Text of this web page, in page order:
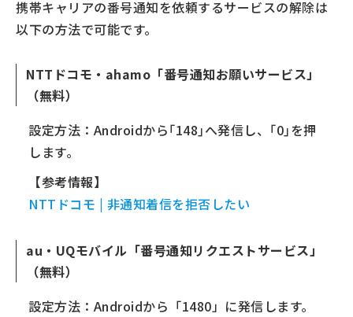
携帯キャリアの番号通知を依頼するサービスの解除は
以下の方法で可能です。
NTTドコモ・ahamo「番号通知お願いサービス」
（無料）
設定方法：Androidから｢148｣へ発信し、｢0｣を押
します。
【参考情報】
NTTドコモ | 非通知着信を拒否したい
au・UQモバイル「番号通知リクエストサービス」
（無料）
設定方法：Androidから「1480」に発信します。